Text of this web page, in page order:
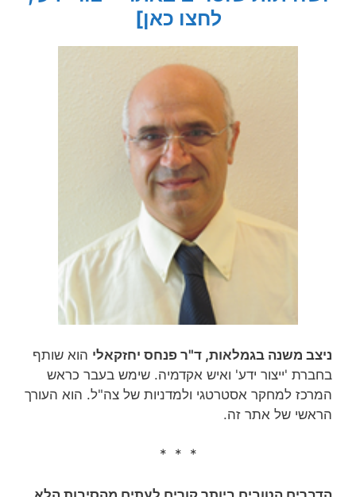
לחצו כאן]
ניצב משנה בגמלאות, ד"ר פנחס יחזקאלי הוא שותף
בחברת 'ייצור ידע' ואיש אקדמיה. שימש בעבר כראש
המרכז למחקר אסטרטגי ולמדניות של צה"ל. הוא העורך
הראשי של אתר זה.
* * *